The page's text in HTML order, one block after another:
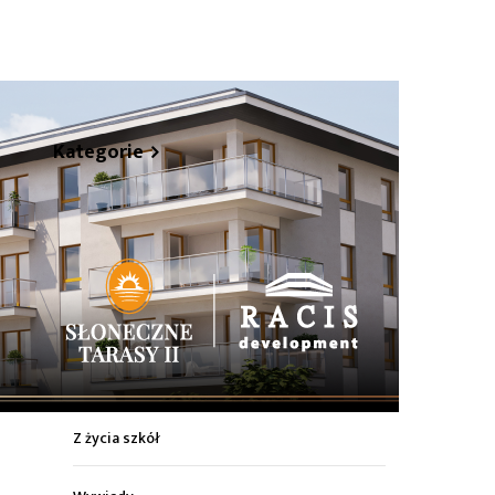
Kategorie
Z życia miasta
Sport
Kultura
Wiadomości z regionu
Z życia szkół